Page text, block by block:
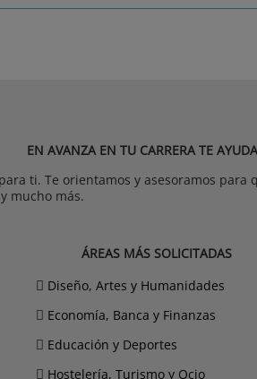
EN AVANZA EN TU CARRERA TE
ti. Te orientamos y asesoramos
y mucho más.
ÁREAS MÁS SOLICITADAS
Diseño, Artes y Humanidades
Economía, Banca y Finanzas
Educación y Deportes
Hostelería, Turismo y Ocio